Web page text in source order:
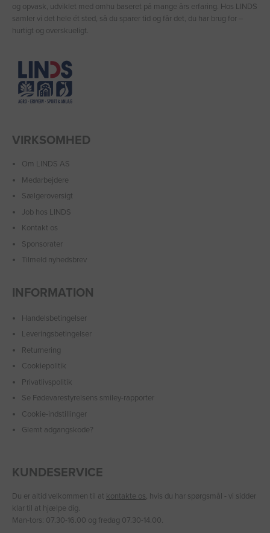
og opvask, udviklet med omhu baseret på mange års erfaring. Hos LINDS
samler vi det hele ét sted, så du sparer tid og får det, du har brug for –
hurtigt og overskueligt.
VIRKSOMHED
Om LINDS AS
Medarbejdere
Sælgeroversigt
Job hos LINDS
Kontakt os
Sponsorater
Tilmeld nyhedsbrev
INFORMATION
Handelsbetingelser
Leveringsbetingelser
Returnering
Cookiepolitik
Privatlivspolitik
Se Fødevarestyrelsens smiley-rapporter
Cookie-indstillinger
Glemt adgangskode?
KUNDESERVICE
Du er altid velkommen til at kontakte os, hvis du har spørgsmål - vi sidder
klar til at hjælpe dig.
Man-tors: 07.30-16.00 og fredag 07.30-14.00.